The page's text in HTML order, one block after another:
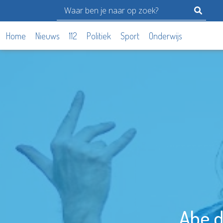
Home Nieuws 112 Politiek Sport Onderwijs
Abe